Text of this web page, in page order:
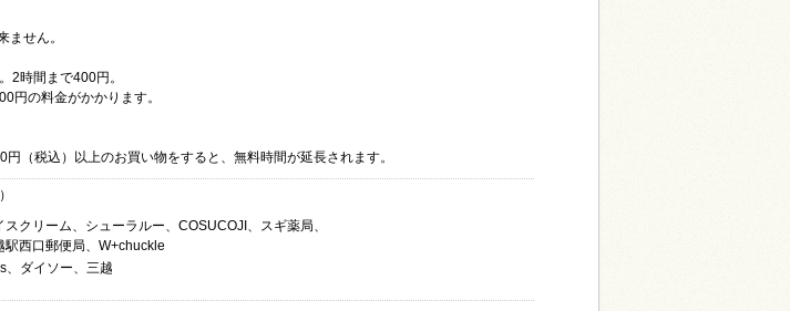
せん。
2時間まで400円。
がかかります。
（税込）以上のお買い物をすると、無料時間が延長されます。
クリーム、シューラルー、COSUCOJI、スギ薬局、
駅西口郵便局、W+chuckle
、ダイソー、三越